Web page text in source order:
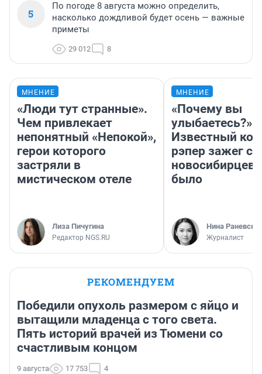
5
По погоде 8 августа можно определить,
насколько дождливой будет осень — важные
приметы
29 012 8
МНЕНИЕ
«Люди тут странные».
Чем привлекает
непонятный «Непокой»,
герои которого
застряли в
мистическом отеле
Лиза Пичугина
Редактор NGS.RU
МНЕНИЕ
«Почему вы
улыбаетесь?»
Известный
рэпер зажег с
новосибирцев:
было
Нина
Журналист
РЕКОМЕНДУЕМ
Победили опухоль размером с яйцо и
вытащили младенца с того света.
Пять историй врачей из Тюмени со
счастливым концом
9 августа 17 753 4